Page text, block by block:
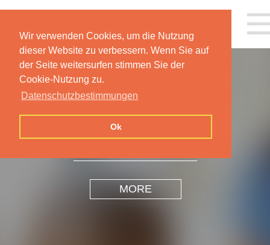
Wir verwenden Cookies, um die Nutzung
dieser Website zu verbessern. Wenn Sie auf
der Seite weitersurfen stimmen Sie der
Cookie-Nutzung zu.
Datenschutzbestimmungen
Ok
INSPIRATION
DESIGN
MORE